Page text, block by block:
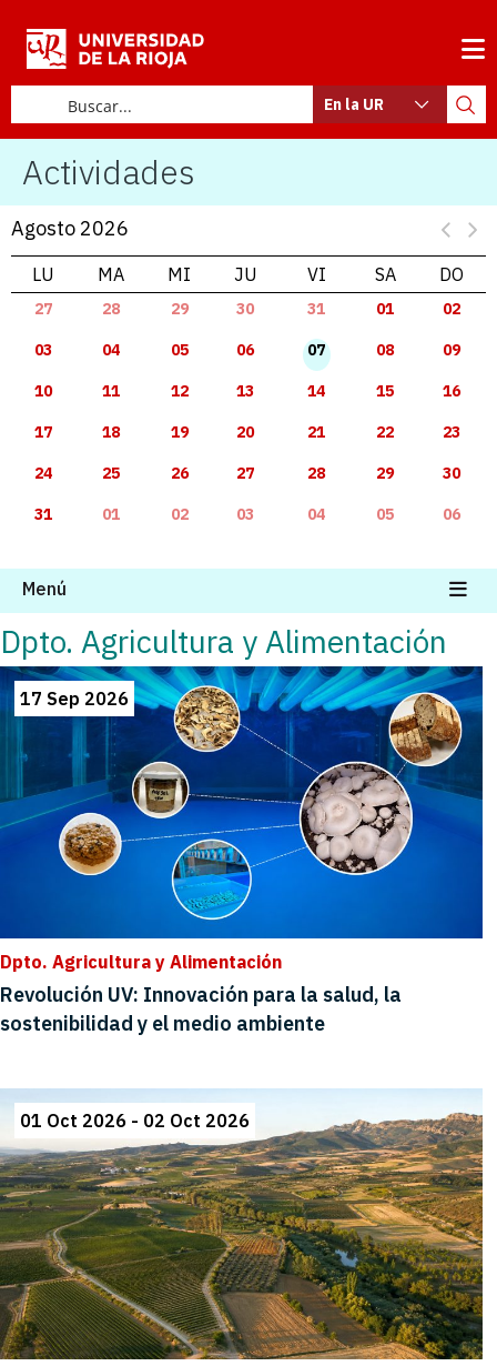
En la UR
Actividades
Agosto 2026
LU MA MI JU VI SA DO
27 28 29 30 31 01 02
03 04 05 06 07 08 09
10 11 12 13 14 15 16
17 18 19 20 21 22 23
24 25 26 27 28 29 30
31 01 02 03 04 05 06
Menú
Dpto. Agricultura y Alimentación
17 Sep 2026
Dpto. Agricultura y Alimentación
Revolución UV: Innovación para la salud, la
sostenibilidad y el medio ambiente
01 Oct 2026 - 02 Oct 2026